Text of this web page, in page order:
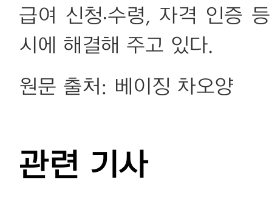
급여 신청·수령, 자격 인증
시에 해결해 주고 있다.
원문 출처: 베이징 차오양
관련 기사